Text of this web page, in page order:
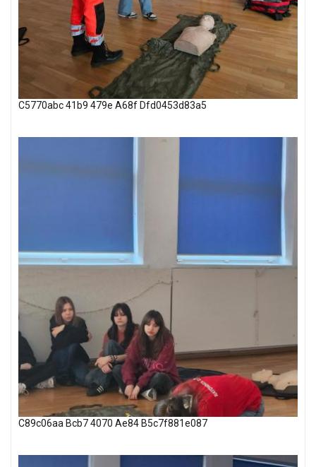
C5770abc 41b9 479e A68f Dfd0453d83a5
C89c06aa Bcb7 4070 Ae84 B5c7f881e087